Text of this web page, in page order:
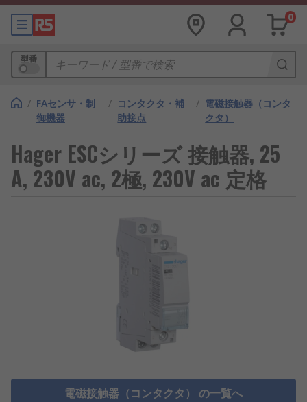
0
型番
/ FAセンサ・制
御機器
/ コンタクタ・補
助接点
/ 電磁接触器（コンタ
クタ）
Hager ESCシリーズ 接触器, 25
A, 230V ac, 2極, 230V ac 定格
電磁接触器（コンタクタ） の一覧へ